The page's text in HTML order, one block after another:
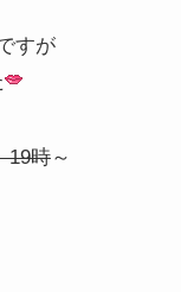
すが
19時～